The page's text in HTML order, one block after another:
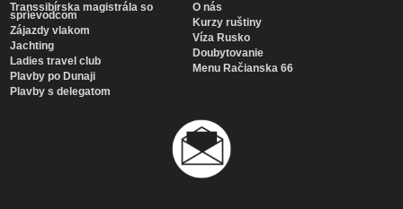
Transsibírska magistrála so
sprievodcom
Zájazdy vlakom
Jachting
Ladies travel club
Plavby po Dunaji
Plavby s delegatom
O nás
Kurzy ruštiny
Víza Rusko
Doubytovanie
Menu Račianska 66